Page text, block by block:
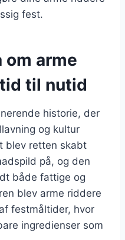
fest.
arme
til nutid
historie, der
og kultur
blev retten skabt
på, og den
både fattige og
blev arme riddere
festmåltider, hvor
ingredienser som